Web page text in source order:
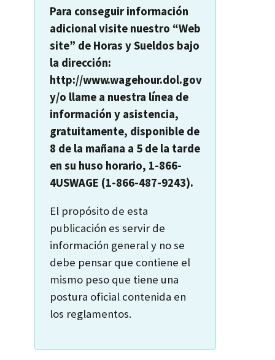
Para conseguir información
adicional visite nuestro “Web
site” de Horas y Sueldos bajo
la dirección:
http://www.wagehour.dol.gov
y/o llame a nuestra línea de
información y asistencia,
gratuitamente, disponible de
8 de la mañana a 5 de la tarde
en su huso horario, 1-866-
4USWAGE (1-866-487-9243).
El propósito de esta
publicación es servir de
información general y no se
debe pensar que contiene el
mismo peso que tiene una
postura oficial contenida en
los reglamentos.